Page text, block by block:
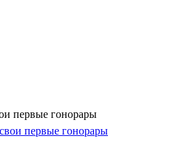
первые гонорары